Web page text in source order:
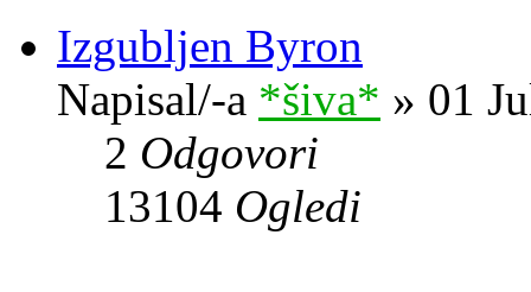
Izgubljen Byron
Napisal/-a *šiva* » 01
2 Odgovori
13104 Ogledi